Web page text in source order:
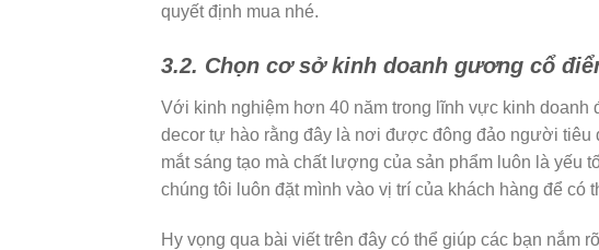
quyết định mua nhé.
3.2. Chọn cơ sở kinh doanh gương cổ
Với kinh nghiệm hơn 40 năm trong lĩnh vực kinh doanh
decor tự hào rằng đây là nơi được đông đảo người
mắt sáng tạo mà chất lượng của sản phẩm luôn là yếu
chúng tôi luôn đặt mình vào vị trí của khách hàng để
Hy vọng qua bài viết trên đây có thể giúp các bạn nắm